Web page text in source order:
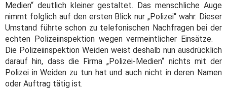
Medien“ deutlich kleiner gestaltet. Das menschliche Auge
nimmt folglich auf den ersten Blick nur „Polizei“ wahr. Dieser
Umstand führte schon zu telefonischen Nachfragen bei der
echten Polizeiinspektion wegen vermeintlicher Einsätze.
Die Polizeiinspektion Weiden weist deshalb nun ausdrücklich
darauf hin, dass die Firma „Polizei-Medien“ nichts mit der
Polizei in Weiden zu tun hat und auch nicht in deren Namen
oder Auftrag tätig ist.